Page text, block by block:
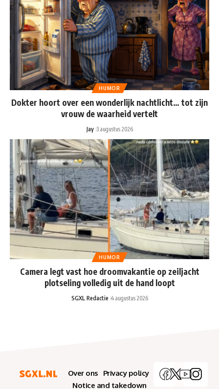
HUMOR
Dokter hoort over een wonderlijk nachtlicht… tot zijn
vrouw de waarheid vertelt
Jay 3 augustus 2026
HUMOR
Camera legt vast hoe droomvakantie op zeiljacht
plotseling volledig uit de hand loopt
SGXL Redactie 4 augustus 2026
Over ons
Privacy policy
Notice and takedown